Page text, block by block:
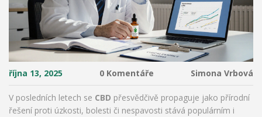
října 13, 2025 0 Komentáře Simona Vrbová
V posledních letech se CBD přesvědčivě propaguje jako přírodní
řešení proti úzkosti, bolesti či nespavosti stává populárním i